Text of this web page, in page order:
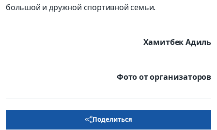
большой и дружной спортивной семьи.
Хамитбек Адиль
Фото от организаторов
Поделиться